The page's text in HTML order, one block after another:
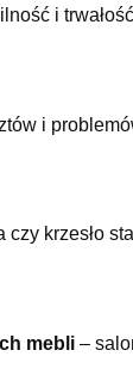
i
i
czy krzesło
mebli –